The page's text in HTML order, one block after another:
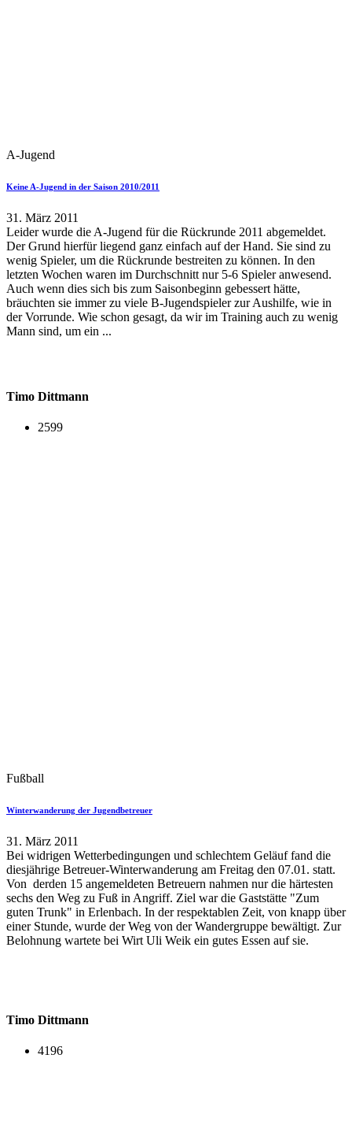
A-Jugend
Keine A-Jugend in der Saison 2010/2011
31. März 2011
Leider wurde die A-Jugend für die Rückrunde 2011 abgemeldet.
Der Grund hierfür liegend ganz einfach auf der Hand. Sie sind zu
wenig Spieler, um die Rückrunde bestreiten zu können. In den
letzten Wochen waren im Durchschnitt nur 5-6 Spieler anwesend.
Auch wenn dies sich bis zum Saisonbeginn gebessert hätte,
bräuchten sie immer zu viele B-Jugendspieler zur Aushilfe, wie in
der Vorrunde. Wie schon gesagt, da wir im Training auch zu wenig
Mann sind, um ein ...
Timo Dittmann
2599
Fußball
Winterwanderung der Jugendbetreuer
31. März 2011
Bei widrigen Wetterbedingungen und schlechtem Geläuf fand die
diesjährige Betreuer-Winterwanderung am Freitag den 07.01. statt.
Von derden 15 angemeldeten Betreuern nahmen nur die härtesten
sechs den Weg zu Fuß in Angriff. Ziel war die Gaststätte "Zum
guten Trunk" in Erlenbach. In der respektablen Zeit, von knapp über
einer Stunde, wurde der Weg von der Wandergruppe bewältigt. Zur
Belohnung wartete bei Wirt Uli Weik ein gutes Essen auf sie.
Timo Dittmann
4196